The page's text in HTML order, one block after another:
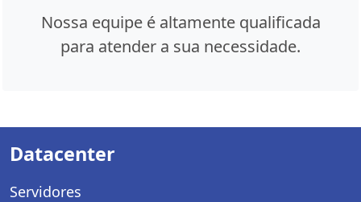
Nossa equipe é altamente qualificada
para atender a sua necessidade.
Datacenter
Servidores